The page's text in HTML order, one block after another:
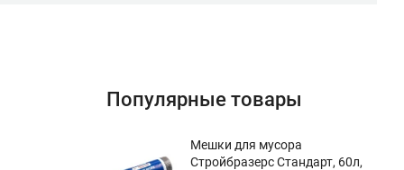
Популярные товары
Мешки для мусора
Стройбразерс Стандарт, 60л,